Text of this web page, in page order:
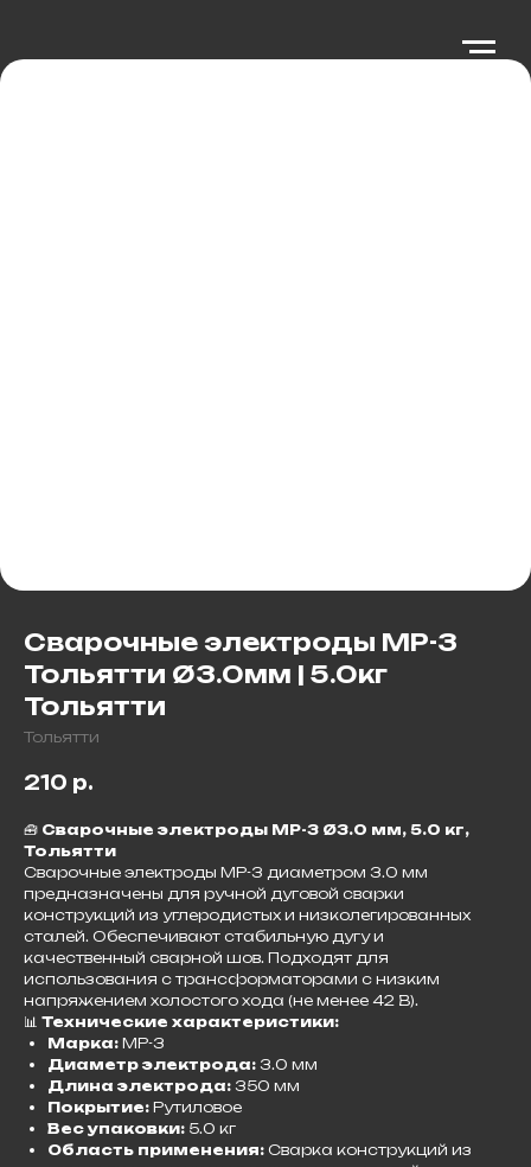
Сварочные электроды МР-3
Тольятти Ø3.0мм | 5.0кг
Тольятти
Тольятти
210 р.
🧰 Сварочные электроды МР-3 Ø3.0 мм, 5.0 кг,
Тольятти
Сварочные электроды МР-3 диаметром 3.0 мм
предназначены для ручной дуговой сварки
конструкций из углеродистых и низколегированных
сталей. Обеспечивают стабильную дугу и
качественный сварной шов. Подходят для
использования с трансформаторами с низким
напряжением холостого хода (не менее 42 В).​
📊 Технические характеристики:
Марка: МР-3
Диаметр электрода: 3.0 мм
Длина электрода: 350 мм
Покрытие: Рутиловое
Вес упаковки: 5.0 кг
Область применения: Сварка конструкций из